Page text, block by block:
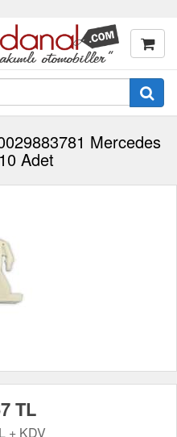
Mercedes
Adet
TL
+ KDV